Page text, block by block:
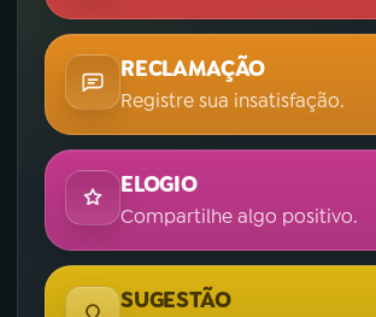
RECLAMAÇÃO
Registre sua insatisfação.
ELOGIO
Compartilhe algo positivo.
SUGESTÃO